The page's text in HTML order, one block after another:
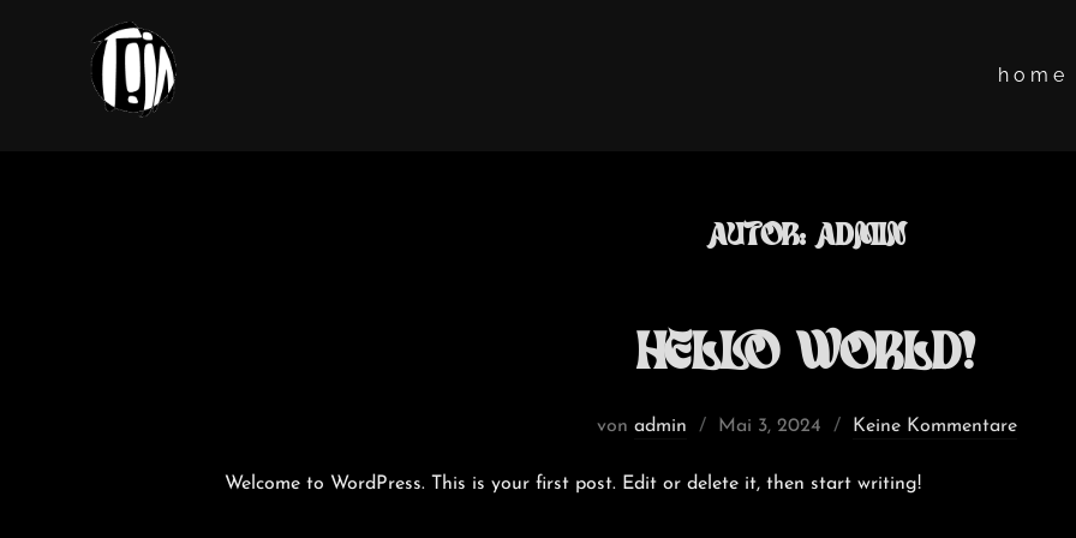
h o m e
Autor:admin
Hello world!
von admin
Veröffentlicht
Mai 3, 2024 Keine Kommentare
Welcome to WordPress. This is your first post. Edit or delete it, then start writing!